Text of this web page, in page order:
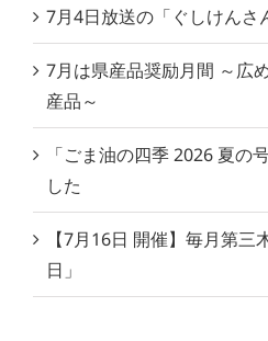
7月4日放送の「ぐしけんさ
7月は県産品奨励月間 ～広
産品～
「ごま油の四季 2026 夏の
した
【7月16日 開催】毎月第
日」